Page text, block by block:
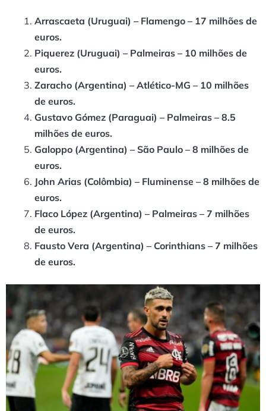
Arrascaeta (Uruguai) – Flamengo – 17 milhões de
euros.
Piquerez (Uruguai) – Palmeiras – 10 milhões de
euros.
Zaracho (Argentina) – Atlético-MG – 10 milhões
de euros.
Gustavo Gómez (Paraguai) – Palmeiras – 8.5
milhões de euros.
Galoppo (Argentina) – São Paulo – 8 milhões de
euros.
John Arias (Colômbia) – Fluminense – 8 milhões de
euros.
Flaco López (Argentina) – Palmeiras – 7 milhões
de euros.
Fausto Vera (Argentina) – Corinthians – 7 milhões
de euros.